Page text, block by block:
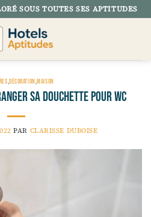
SOUS TOUTES SES APTITUDES
,DÉCORATION,MAISON
sa douchette pour WC
PAR CLARISSE DUBOISE